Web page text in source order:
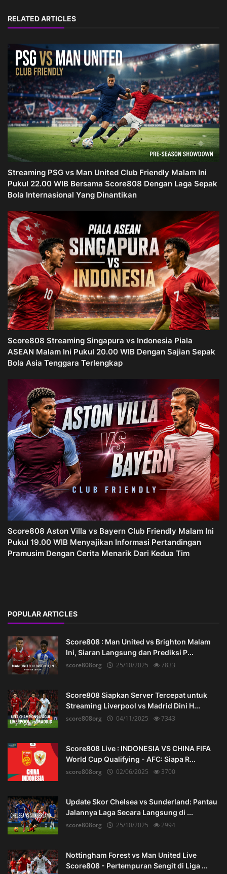
RELATED ARTICLES
Streaming PSG vs Man United Club Friendly Malam Ini
Pukul 22.00 WIB Bersama Score808 Dengan Laga Sepak
Bola Internasional Yang Dinantikan
Score808 Streaming Singapura vs Indonesia Piala
ASEAN Malam Ini Pukul 20.00 WIB Dengan Sajian Sepak
Bola Asia Tenggara Terlengkap
Score808 Aston Villa vs Bayern Club Friendly Malam Ini
Pukul 19.00 WIB Menyajikan Informasi Pertandingan
Pramusim Dengan Cerita Menarik Dari Kedua Tim
POPULAR ARTICLES
Score808 : Man United vs Brighton Malam
Ini, Siaran Langsung dan Prediksi P...
score808org
25/10/2025 7833
Score808 Siapkan Server Tercepat untuk
Streaming Liverpool vs Madrid Dini H...
score808org
04/11/2025 7343
Score808 Live : INDONESIA VS CHINA FIFA
World Cup Qualifying - AFC: Siapa R...
score808org
02/06/2025 3700
Update Skor Chelsea vs Sunderland: Pantau
Jalannya Laga Secara Langsung di ...
score808org
25/10/2025 2994
Nottingham Forest vs Man United Live
Score808 - Pertempuran Sengit di Liga ...